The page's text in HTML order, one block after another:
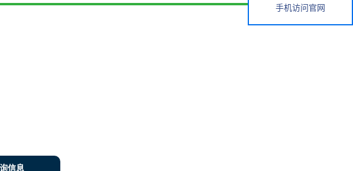
信息
手机访问官网